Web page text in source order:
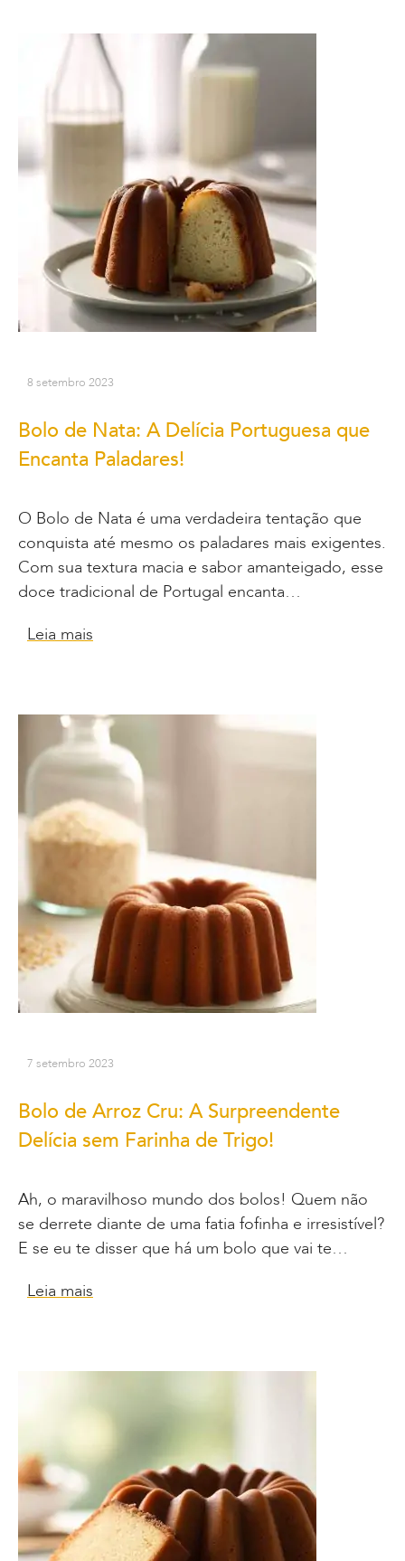
8 setembro 2023
Bolo de Nata: A Delícia Portuguesa que
Encanta Paladares!
O Bolo de Nata é uma verdadeira tentação que
conquista até mesmo os paladares mais exigentes.
Com sua textura macia e sabor amanteigado, esse
doce tradicional de Portugal encanta…
Leia mais
7 setembro 2023
Bolo de Arroz Cru: A Surpreendente
Delícia sem Farinha de Trigo!
Ah, o maravilhoso mundo dos bolos! Quem não
se derrete diante de uma fatia fofinha e irresistível?
E se eu te disser que há um bolo que vai te…
Leia mais